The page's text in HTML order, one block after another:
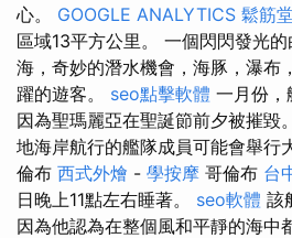
心。 GOOGLE ANALYTICS 鬆筋堂
區域13平方公里。 一個閃閃發光
海，奇妙的潛水機會，海豚，瀑布
躍的遊客。 seo點擊軟體 一月份，
因為聖瑪麗亞在聖誕節前夕被摧毀。
地海岸航行的艦隊成員可能會舉行
倫布 西式外燴 - 學按摩 哥倫布 台
日晚上11點左右睡著。 seo軟體 該
因為他認為在整個風和平靜的海中